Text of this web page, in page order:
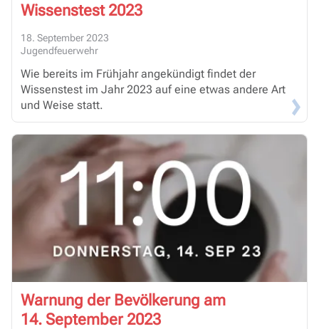
Wissenstest 2023
18. September 2023
Jugendfeuerwehr
Wie bereits im Frühjahr angekündigt findet der
Wissenstest im Jahr 2023 auf eine etwas andere Art
und Weise statt.
Warnung der Bevölkerung am
14. September 2023